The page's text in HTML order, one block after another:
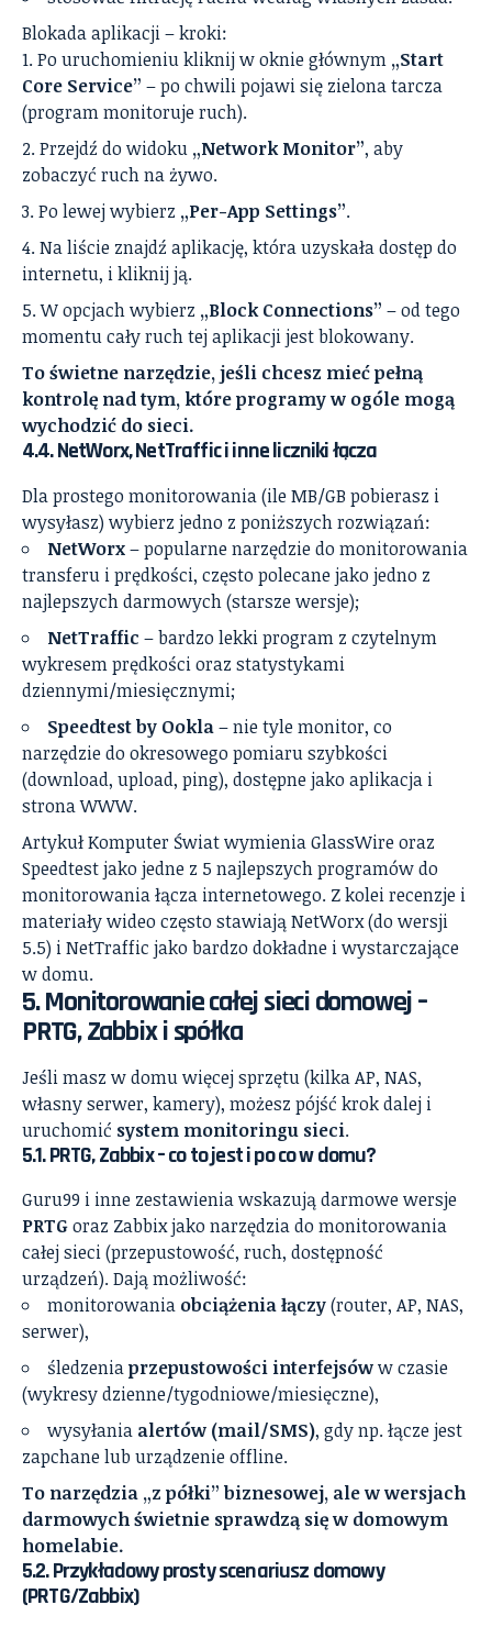
Blokada aplikacji – kroki:
Po uruchomieniu kliknij w oknie głównym „Start
Core Service” – po chwili pojawi się zielona tarcza
(program monitoruje ruch).
Przejdź do widoku „Network Monitor”, aby
zobaczyć ruch na żywo.
Po lewej wybierz „Per-App Settings”.
Na liście znajdź aplikację, która uzyskała dostęp do
internetu, i kliknij ją.
W opcjach wybierz „Block Connections” – od tego
momentu cały ruch tej aplikacji jest blokowany.
To świetne narzędzie, jeśli chcesz mieć pełną
kontrolę nad tym, które programy w ogóle mogą
wychodzić do sieci.
4.4. NetWorx, NetTraffic i inne liczniki łącza
Dla prostego monitorowania (ile MB/GB pobierasz i
wysyłasz) wybierz jedno z poniższych rozwiązań:
NetWorx– popularne narzędzie do monitorowania
transferu i prędkości, często polecane jako jedno z
najlepszych darmowych (starsze wersje);
NetTraffic – bardzo lekki program z czytelnym
wykresem prędkości oraz statystykami
dziennymi/miesięcznymi;
Speedtest by Ookla– nie tyle monitor, co
narzędzie do okresowego pomiaru szybkości
(download, upload, ping), dostępne jako aplikacja i
strona WWW.
Artykuł Komputer Świat wymienia GlassWire oraz
Speedtest jako jedne z 5 najlepszych programów do
monitorowania łącza internetowego. Z kolei recenzje i
materiały wideo często stawiają NetWorx (do wersji
5.5) i NetTraffic jako bardzo dokładne i wystarczające
w domu.
5. Monitorowanie całej sieci domowej –
PRTG, Zabbix i spółka
Jeśli masz w domu więcej sprzętu (kilka AP, NAS,
własny serwer, kamery), możesz pójść krok dalej i
uruchomić system monitoringu sieci.
5.1. PRTG, Zabbix – co to jest i po co w domu?
Guru99 i inne zestawienia wskazują darmowe wersje
PRTGoraz Zabbix jako narzędzia do monitorowania
całej sieci (przepustowość, ruch, dostępność
urządzeń). Dają możliwość:
monitorowania obciążenia łączy(router, AP, NAS,
serwer),
śledzeniaprzepustowości interfejsóww czasie
(wykresy dzienne/tygodniowe/miesięczne),
wysyłania alertów (mail/SMS), gdy np. łącze jest
zapchane lub urządzenie offline.
To narzędzia „z półki” biznesowej, ale w wersjach
darmowych świetnie sprawdzą się w domowym
homelabie.
5.2. Przykładowy prosty scenariusz domowy
(PRTG/Zabbix)